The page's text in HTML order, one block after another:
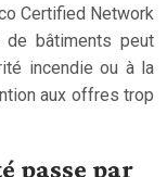
Certified Network
de bâtiments peut
incendie ou à la
aux offres trop
passe par